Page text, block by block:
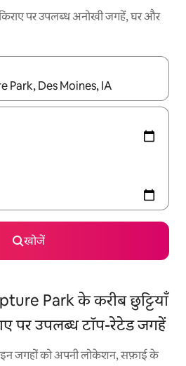
पर उपलब्ध अनोखी जगहें, घर और
और डाउन 'ऐरो की' का इस्तेमाल करके नेविगेट
खोजें
Park के करीब छुट्टियाँ
पर उपलब्ध टॉप-रेटेड जगहें
जगहों को अपनी लोकेशन, सफ़ाई के